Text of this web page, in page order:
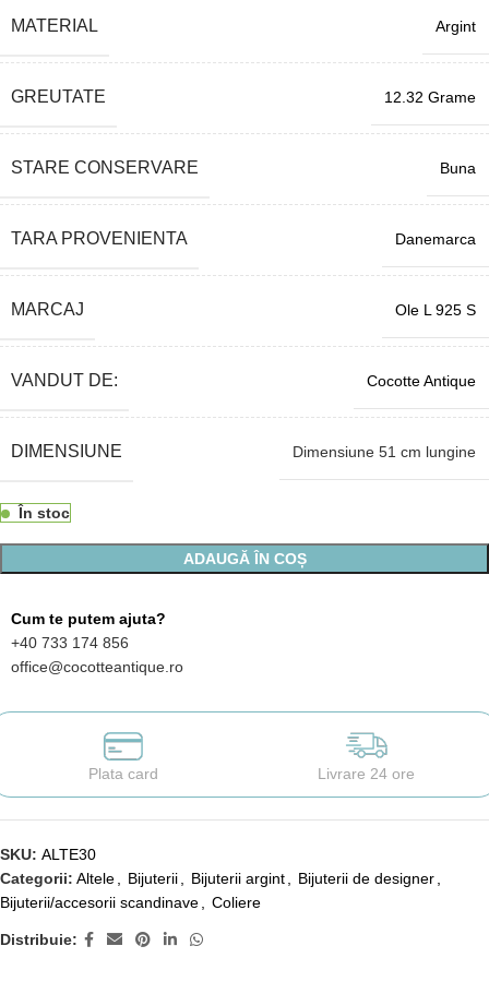
MATERIAL Argint
GREUTATE 12.32 Grame
STARE CONSERVARE Buna
TARA PROVENIENTA Danemarca
MARCAJ Ole L 925 S
VANDUT DE: Cocotte Antique
DIMENSIUNE Dimensiune 51 cm lungine
În stoc
ADAUGĂ ÎN COȘ
Cum te putem ajuta?
+40 733 174 856
office@cocotteantique.ro
Plata card Livrare 24 ore
SKU: ALTE30
Categorii: Altele Bijuterii Bijuterii argint Bijuterii de designer
Bijuterii/accesorii scandinave
Coliere
Distribuie: